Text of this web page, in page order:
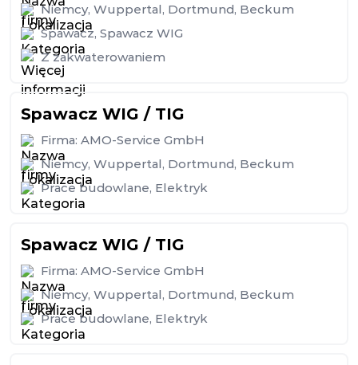
Niemcy, Wuppertal, Dortmund, Beckum
Spawacz, Spawacz WIG
Z zakwaterowaniem
Spawacz WIG / TIG
Firma: AMO-Service GmbH
Niemcy, Wuppertal, Dortmund, Beckum
Prace budowlane, Elektryk
Spawacz WIG / TIG
Firma: AMO-Service GmbH
Niemcy, Wuppertal, Dortmund, Beckum
Prace budowlane, Elektryk